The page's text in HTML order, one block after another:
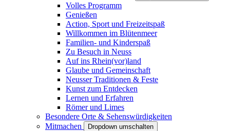
Volles Programm
Genießen
Action, Sport und Freizeitspaß
Willkommen im Blütenmeer
Familien- und Kinderspaß
Zu Besuch in Neuss
Auf ins Rhein(vor)land
Glaube und Gemeinschaft
Neusser Traditionen & Feste
Kunst zum Entdecken
Lernen und Erfahren
Römer und Limes
Besondere Orte & Sehenswürdigkeiten
Mitmachen
Dropdown umschalten